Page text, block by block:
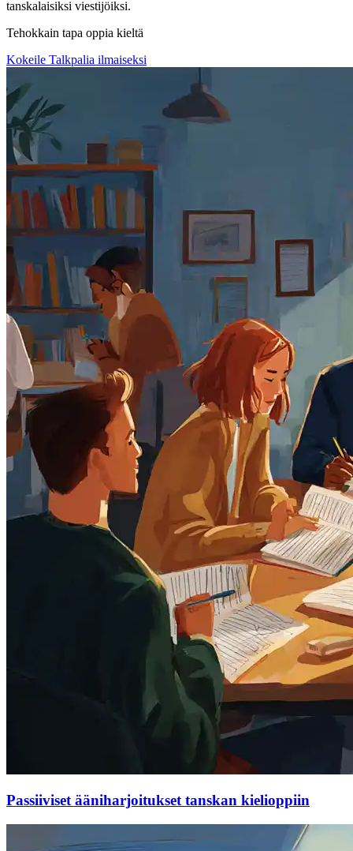
tanskalaisiksi viestijöiksi.
Tehokkain tapa oppia kieltä
Kokeile Talkpalia ilmaiseksi
Passiiviset ääniharjoitukset tanskan kielioppiin